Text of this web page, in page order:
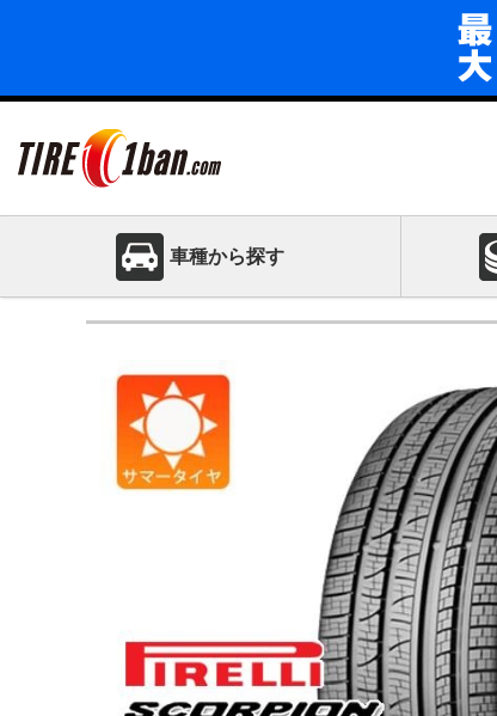
車種から探す